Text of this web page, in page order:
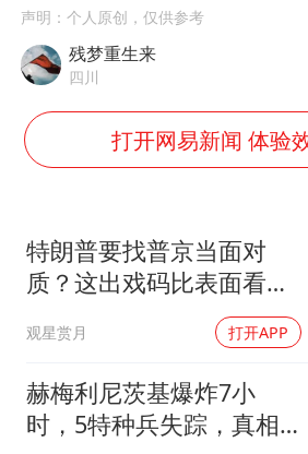
新疆一婚礼线
声明：个人原创，仅供参考
残梦重生来
四川
打开网易新闻 体验
特朗普要找普京当面对
质？这出戏码比表面看起
观星赏月 打开APP
赫梅利尼茨基爆炸7小
时，5特种兵失踪，真相